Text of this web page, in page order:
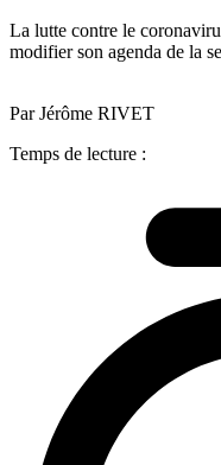
La lutte contre le
modifier son agenda de la
Par Jérôme RIVET
Temps de lecture :